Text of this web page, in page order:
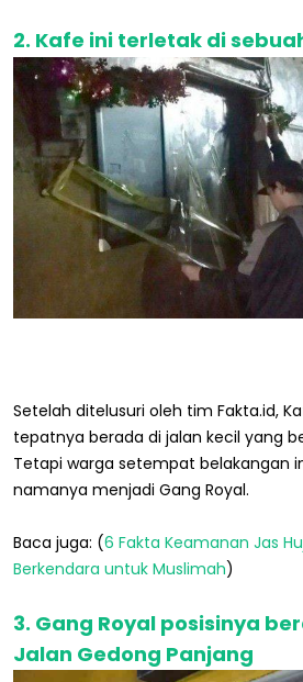
2. Kafe ini terletak di
Setelah ditelusuri oleh tim Fakta.id,
tepatnya berada di jalan kecil yang
Tetapi warga setempat belakangan
namanya menjadi Gang Royal.
Baca juga: (6 Fakta Keamanan Jas
Berkendara untuk Muslimah)
3. Gang Royal posisinya
Jalan Gedong Panjang